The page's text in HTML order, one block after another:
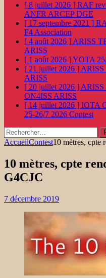
[ 8 juillet 2026 ] RAF
ANFR ARCEP DGE
[ 17 septembre 2021 ]
F4 Association
[ 4 août 2026 ] ARISS
ARISS
[ 1 août 2026 ]YOTA
[ 21 juillet 2026 ] ARISS
ARISS
[ 20 juillet 2026 ] ARISS
ON4ISS ARISS
[ 14 juillet 2026 ] IOTA
25-26/7 2026 Contest
Rechercher :
AccueilContest10 mètres, cpte
10 mètres, cpte
G4CJC
7 décembre 2019